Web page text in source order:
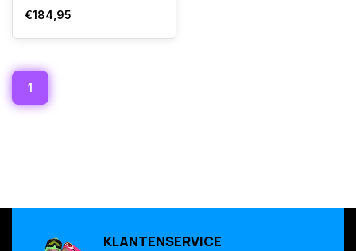
€184,95
1
KLANTENSERVICE